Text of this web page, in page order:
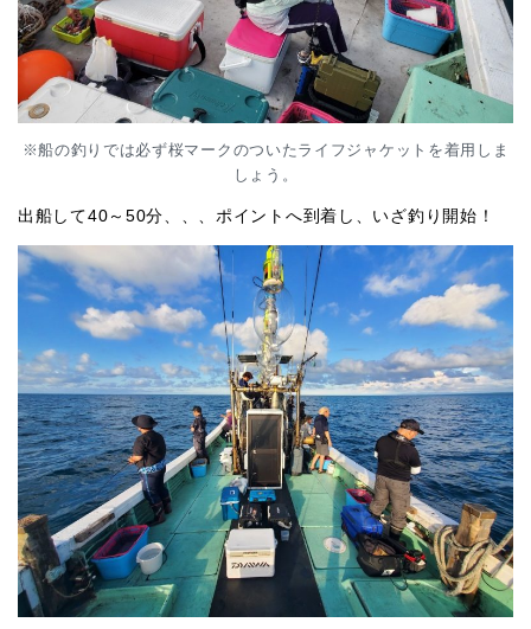
※船の釣りでは必ず桜マークのついたライフジャケットを着用しま
しょう。
出船して40～50分、、、ポイントへ到着し、いざ釣り開始！